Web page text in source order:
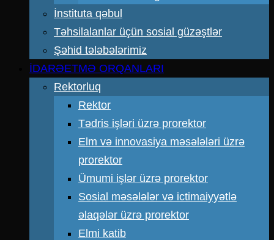
İnstituta qəbul
Təhsilalanlar üçün sosial güzəştlər
Şəhid tələbələrimiz
İDARƏETMƏ ORQANLARI
Rektorluq
Rektor
Tədris işləri üzrə prorektor
Elm və innovasiya məsələləri üzrə
prorektor
Ümumi işlər üzrə prorektor
Sosial məsələlər və ictimaiyyətlə
əlaqələr üzrə prorektor
Elmi katib